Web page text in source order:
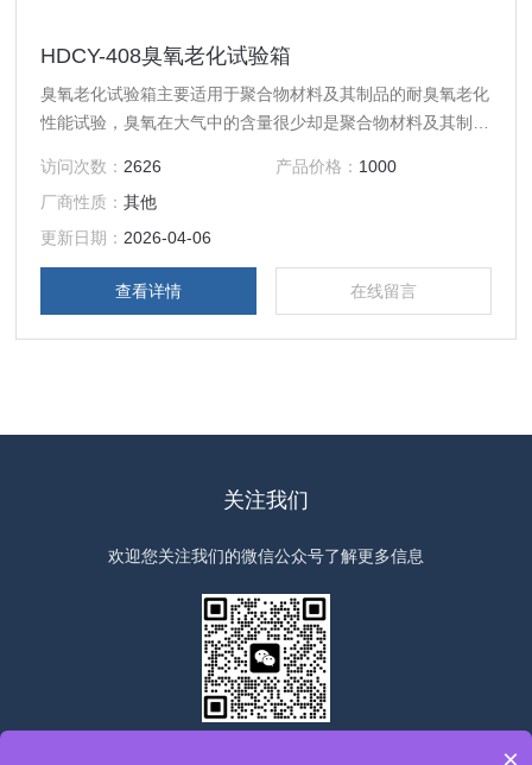
HDCY-408臭氧老化试验箱
臭氧老化试验箱主要适用于聚合物材料及其制品的耐臭氧老化
性能试验，臭氧在大气中的含量很少却是聚合物材料及其制品
在短时间内获得近似于实际使用的或重现的试验结果，研究臭
氧对聚合物材料及其制品（橡胶）的作用规律，快速鉴定和评
价橡胶抗臭氧老化性能与抗臭氧剂防护效能的方法，进而采取
有效的防老化措施，以提高橡胶制品的使用寿命
访问次数： 2626 产品价格： 1000
厂商性质：其他
更新日期： 2026-04-06
查看详情 在线留言
关注我们
欢迎您关注我们的微信公众号了解更多信息